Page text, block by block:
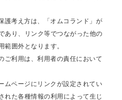
護考え方は、「オムコランド」が
あり、リンク等でつながった他の
範囲外となります。
ご利用は、利用者の責任において
ムページにリンクが設定されてい
れた各種情報の利用によって生じ